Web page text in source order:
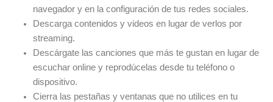
navegador y en la configuración de tus redes sociales.
Descarga contenidos y videos en lugar de verlos por
streaming.
Descárgate las canciones que más te gustan en lugar de
escuchar online y reprodúcelas desde tu teléfono o
dispositivo.
Cierra las pestañas y ventanas que no utilices en tu